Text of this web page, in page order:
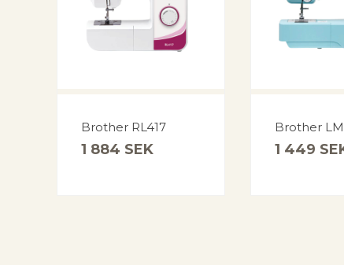
Brother RL417
1 884 SEK
Brother
1 449